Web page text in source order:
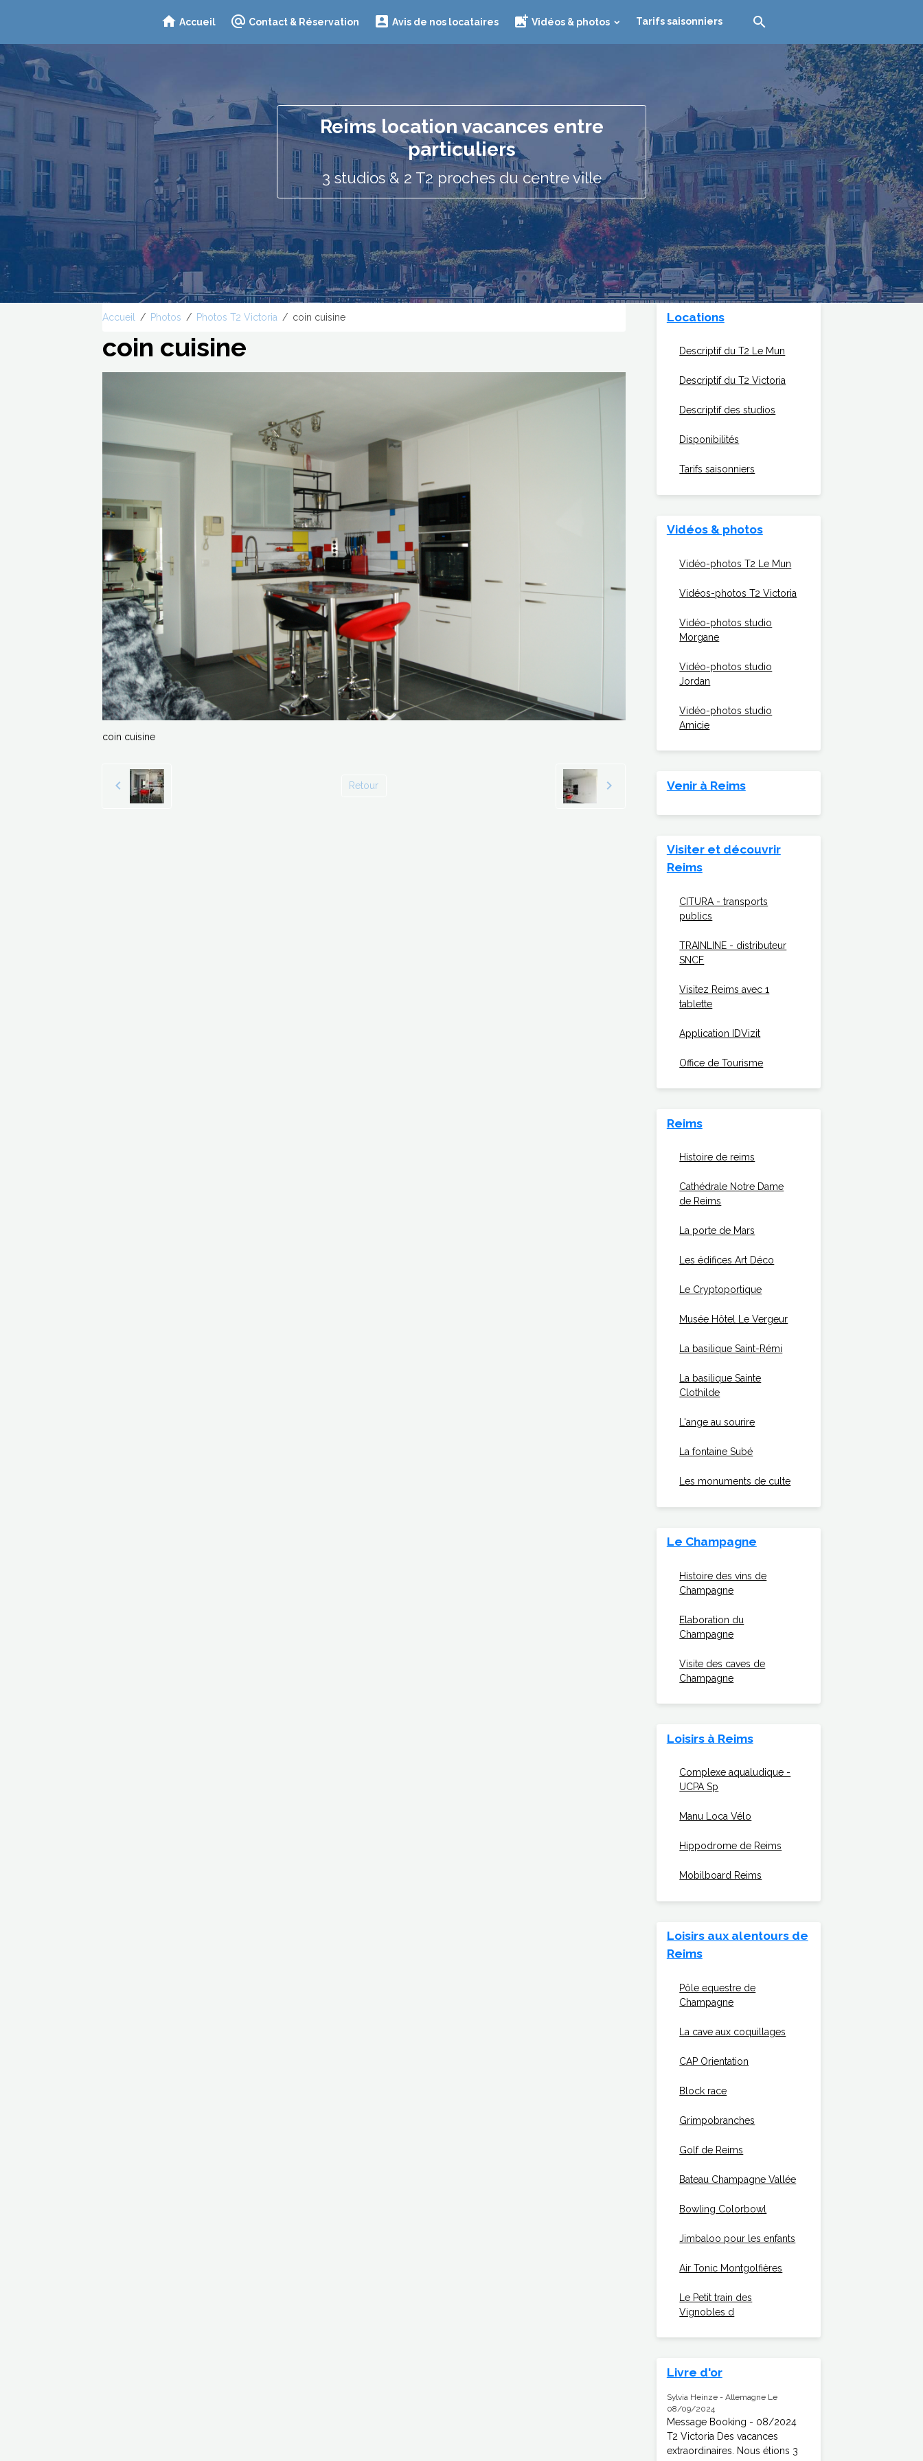
Accueil Contact & Réservation Avis de nos locataires Vidéos & photos Tarifs saisonniers
Reims location vacances entre
particuliers
3 studios & 2 T2 proches du centre ville
Accueil Photos Photos T2 Victoria coin cuisine
coin cuisine
coin cuisine
Retour
Locations
Descriptif du T2 Le Mun
Descriptif du T2 Victoria
Descriptif des studios
Disponibilités
Tarifs saisonniers
Vidéos & photos
Vidéo-photos T2 Le Mun
Vidéos-photos T2 Victoria
Vidéo-photos studio
Morgane
Vidéo-photos studio
Jordan
Vidéo-photos studio
Amicie
Venir à Reims
Visiter et découvrir
Reims
CITURA - transports
publics
TRAINLINE - distributeur
SNCF
Visitez Reims avec 1
tablette
Application IDVizit
Office de Tourisme
Reims
Histoire de reims
Cathédrale Notre Dame
de Reims
La porte de Mars
Les édifices Art Déco
Le Cryptoportique
Musée Hôtel Le Vergeur
La basilique Saint-Rémi
La basilique Sainte
Clothilde
L'ange au sourire
La fontaine Subé
Les monuments de culte
Le Champagne
Histoire des vins de
Champagne
Elaboration du
Champagne
Visite des caves de
Champagne
Loisirs à Reims
Complexe aqualudique -
UCPA Sp
Manu Loca Vélo
Hippodrome de Reims
Mobilboard Reims
Loisirs aux alentours de
Reims
Pôle equestre de
Champagne
La cave aux coquillages
CAP Orientation
Block race
Grimpobranches
Golf de Reims
Bateau Champagne Vallée
Bowling Colorbowl
Jimbaloo pour les enfants
Air Tonic Montgolfières
Le Petit train des
Vignobles d
Livre d'or
Sylvia Heinze - Allemagne Le
08/09/2024
Message Booking - 08/2024
T2 Victoria Des vacances
extraordinaires. Nous étions 3